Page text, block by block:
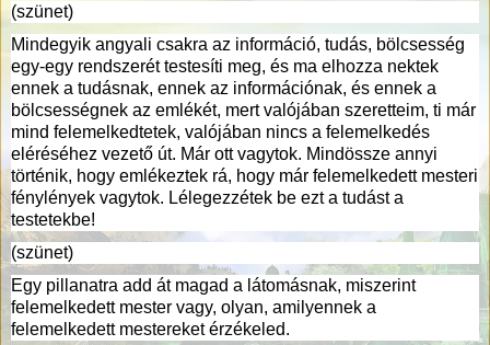
(szünet)
Mindegyik angyali csakra az információ, tudás, bölcsesség
egy-egy rendszerét testesíti meg, és ma elhozza nektek
ennek a tudásnak, ennek az információnak, és ennek a
bölcsességnek az emlékét, mert valójában szeretteim, ti már
mind felemelkedtetek, valójában nincs a felemelkedés
eléréséhez vezető út. Már ott vagytok. Mindössze annyi
történik, hogy emlékeztek rá, hogy már felemelkedett mesteri
fénylények vagytok. Lélegezzétek be ezt a tudást a
testetekbe!
(szünet)
Egy pillanatra add át magad a látomásnak, miszerint
felemelkedett mester vagy, olyan, amilyennek a
felemelkedett mestereket érzékeled.